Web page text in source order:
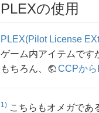
PLEXの使用
PLEX(Pilot License
ゲーム内アイテムです
もちろん、
CCPから
1) こちらもオメガであ